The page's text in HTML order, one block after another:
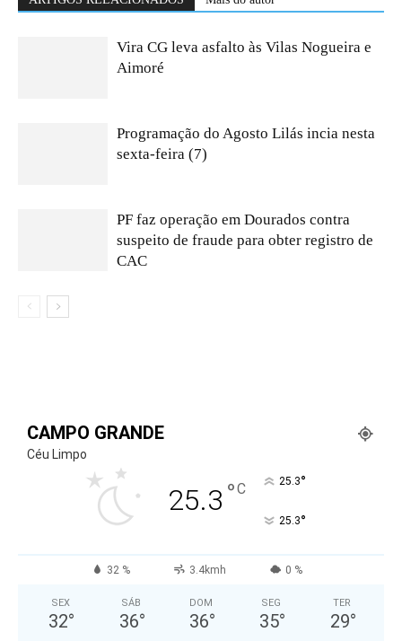
Vira CG leva asfalto às Vilas Nogueira e
Aimoré
Programação do Agosto Lilás incia nesta
sexta-feira (7)
PF faz operação em Dourados contra
suspeito de fraude para obter registro de
CAC
CAMPO GRANDE
Céu Limpo
25.3 °C 25.3°
25.3°
32 % 3.4kmh 0 %
SEX
32°
SÁB
36°
DOM
36°
SEG
35°
TER
29°